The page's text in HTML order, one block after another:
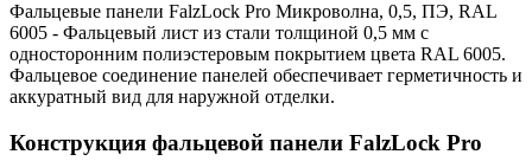
Фальцевые панели FalzLock Pro Микроволна, 0,5, ПЭ, RAL
6005 - Фальцевый лист из стали толщиной 0,5 мм с
односторонним полиэстеровым покрытием цвета RAL 6005.
Фальцевое соединение панелей обеспечивает герметичность и
аккуратный вид для наружной отделки.
Конструкция фальцевой панели FalzLock Pro